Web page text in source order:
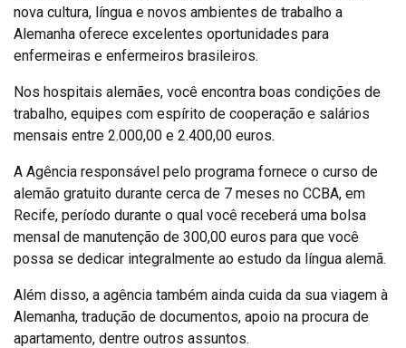
nova cultura, língua e novos ambientes de trabalho a
Alemanha oferece excelentes oportunidades para
enfermeiras e enfermeiros brasileiros.
Nos hospitais alemães, você encontra boas condições de
trabalho, equipes com espírito de cooperação e salários
mensais entre 2.000,00 e 2.400,00 euros.
A Agência responsável pelo programa fornece o curso de
alemão gratuito durante cerca de 7 meses no CCBA, em
Recife, período durante o qual você receberá uma bolsa
mensal de manutenção de 300,00 euros para que você
possa se dedicar integralmente ao estudo da língua alemã.
Além disso, a agência também ainda cuida da sua viagem à
Alemanha, tradução de documentos, apoio na procura de
apartamento, dentre outros assuntos.